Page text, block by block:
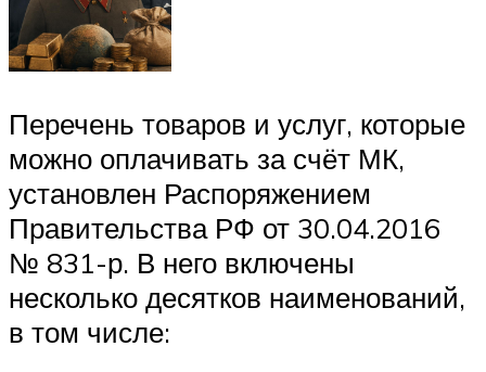
Перечень товаров и услуг, которые
можно оплачивать за счёт МК,
установлен Распоряжением
Правительства РФ от 30.04.2016
№ 831-р. В него включены
несколько десятков наименований,
в том числе: